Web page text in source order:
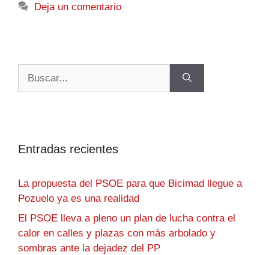
Deja un comentario
Entradas recientes
La propuesta del PSOE para que Bicimad llegue a
Pozuelo ya es una realidad
El PSOE lleva a pleno un plan de lucha contra el
calor en calles y plazas con más arbolado y
sombras ante la dejadez del PP